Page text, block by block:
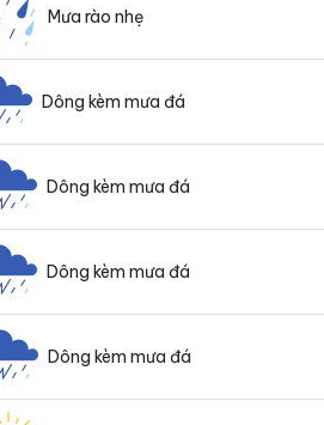
Mưa rào nhẹ
Dông kèm mưa đá
Dông kèm mưa đá
Dông kèm mưa đá
Dông kèm mưa đá